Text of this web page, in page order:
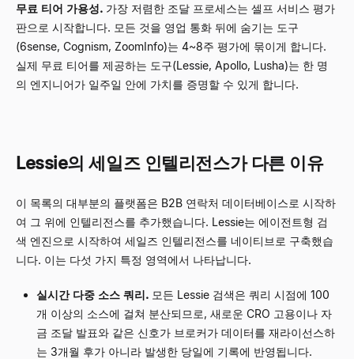
무료 티어 가용성. 가장 저렴한 조달 프로세스는 셀프 서비스 평가
판으로 시작합니다. 모든 것을 영업 통화 뒤에 숨기는 도구
(6sense, Cognism, ZoomInfo)는 4~8주 평가에 묶이게 합니다.
실제 무료 티어를 제공하는 도구(Lessie, Apollo, Lusha)는 한 명
의 엔지니어가 일주일 안에 가치를 증명할 수 있게 합니다.
Lessie의 세일즈 인텔리전스가 다른 이유
이 목록의 대부분의 플랫폼은 B2B 연락처 데이터베이스로 시작하
여 그 위에 인텔리전스를 추가했습니다. Lessie는 에이전트형 검
색 엔진으로 시작하여 세일즈 인텔리전스를 네이티브로 구축했습
니다. 이는 다섯 가지 특정 영역에서 나타납니다.
실시간 다중 소스 쿼리. 모든 Lessie 검색은 쿼리 시점에 100
개 이상의 소스에 걸쳐 분산되므로, 새로운 CRO 고용이나 자
금 조달 발표와 같은 신호가 브로커가 데이터를 재라이선스하
는 3개월 후가 아니라 발생한 당일에 기록에 반영됩니다.